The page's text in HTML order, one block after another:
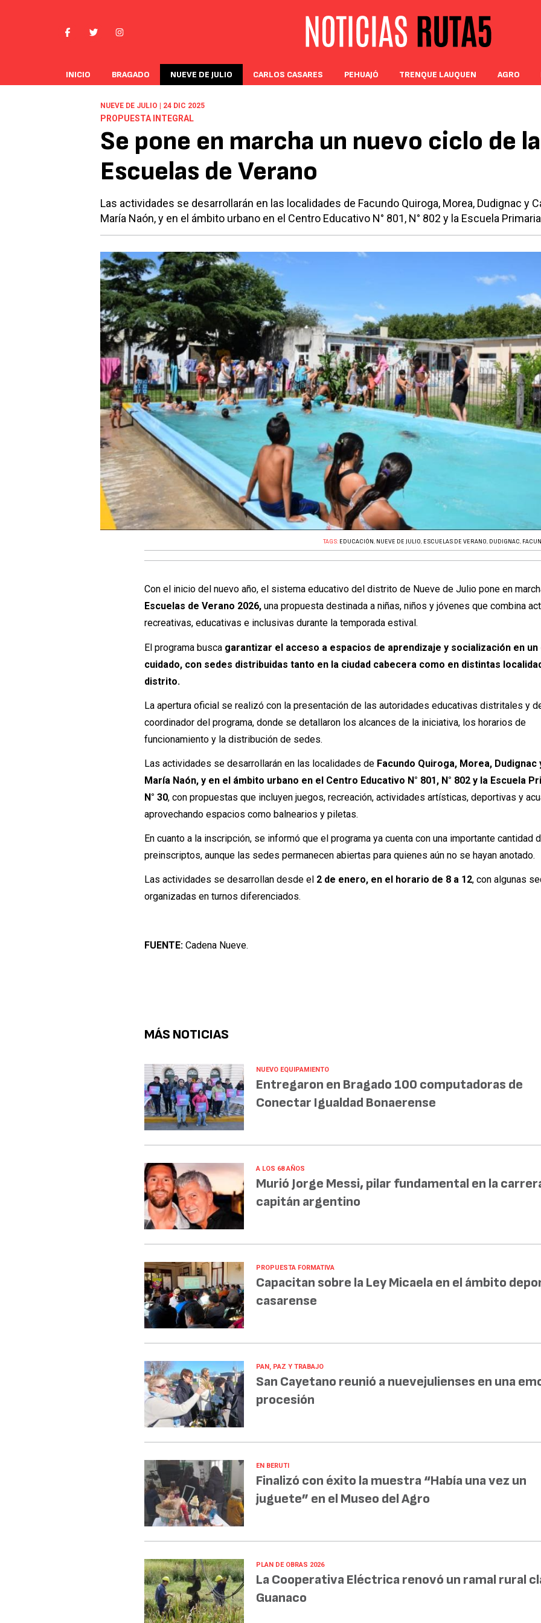
INICIO BRAGADO NUEVE DE JULIO CARLOS CASARES PEHUAJÓ TRENQUE LAUQUEN AGRO
NUEVE DE JULIO | 24 DIC 2025
PROPUESTA INTEGRAL
Se pone en marcha un nuevo ciclo de
Escuelas de Verano
Las actividades se desarrollarán en las localidades de Facundo Quiroga, Morea, Dudignac y
María Naón, y en el ámbito urbano en el Centro Educativo N° 801, N° 802 y la Escuela Primaria
TAGS: EDUCACIÓN, NUEVE DE JULIO, ESCUELAS DE VERANO, DUDIGNAC,
Con el inicio del nuevo año, el sistema educativo del distrito de Nueve de Julio pone en
Escuelas de Verano 2026, una propuesta destinada a niñas, niños y jóvenes que combina
recreativas, educativas e inclusivas durante la temporada estival.
El programa busca garantizar el acceso a espacios de aprendizaje y socialización en
cuidado, con sedes distribuidas tanto en la ciudad cabecera como en distintas
distrito.
La apertura oficial se realizó con la presentación de las autoridades educativas distritales y
coordinador del programa, donde se detallaron los alcances de la iniciativa, los horarios de
funcionamiento y la distribución de sedes.
Las actividades se desarrollarán en las localidades de Facundo Quiroga, Morea, Dudignac
María Naón, y en el ámbito urbano en el Centro Educativo N° 801, N° 802 y la Escuela
N° 30, con propuestas que incluyen juegos, recreación, actividades artísticas, deportivas y
aprovechando espacios como balnearios y piletas.
En cuanto a la inscripción, se informó queel programa ya cuenta con una importante cantidad
preinscriptos, aunque las sedes permanecen abiertas para quienes aún no se hayan anotado.
Las actividades se desarrollan desdeel 2 de enero, en el horario de 8 a 12, con algunas
organizadas en turnos diferenciados.
FUENTE: Cadena Nueve.
MÁS NOTICIAS
NUEVO EQUIPAMIENTO
Entregaron en Bragado 100 computadoras de
Conectar Igualdad Bonaerense
A LOS 68 AÑOS
Murió Jorge Messi, pilar fundamental en la
capitán argentino
PROPUESTA FORMATIVA
Capacitan sobre la Ley Micaela en el ámbito
casarense
PAN, PAZ Y TRABAJO
San Cayetano reunió a nuevejulienses en una
procesión
EN BERUTI
Finalizó con éxito la muestra “Había una vez un
juguete” en el Museo del Agro
PLAN DE OBRAS 2026
La Cooperativa Eléctrica renovó un ramal rural
Guanaco